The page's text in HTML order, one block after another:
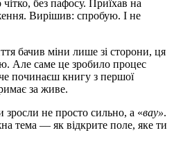
без пафосу. Приїхав на
Вирішив: спробую. І не
бачив міни лише зі сторони, ця
Але саме це зробило процес
починаєш книгу з першої
за живе.
зросли не просто сильно, а «вау».
тема — як відкрите поле, яке ти